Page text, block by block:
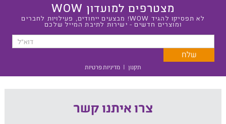
מצטרפים למועדון WOW
לא תפסיקו להגיד WOW! מבצעים ייחודים, פעילויות לחברים
ומוצרים חדשים - ישירות לתיבת המייל שלכם
תקנון | מדיניות פרטיות
צרו איתנו קשר